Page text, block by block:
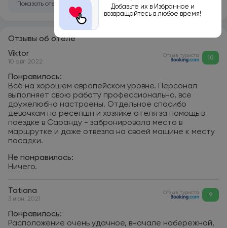
Добавьте их в Избранное и
возвращайтесь в любое время!
Показать отель на карте
Отзывы об отеле
Viktor
10 авг. 2022
Отзыв туриста 10
Понравилось:
Всё на хорошем европейском уровне. Персонал
выполняет свою работу профессионально, все
дружелюбно настроены. Отдельное спасибо
девочкам на ресепшн и хозяйке отеля за помощь в
поездке в Саранду - забронировала место в
маршрутке и даже отвезла на своей машине к месту
посадки.
Не понравилось:
Ничего.
Tatiana
3 июн. 2021
Отзыв туриста 9
Понравилось:
Расположение очень удачное, вначале набережной,